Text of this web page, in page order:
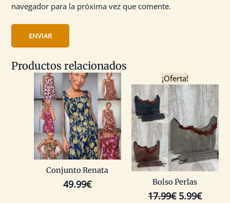
navegador para la próxima vez que comente.
Productos relacionados
Conjunto Renata
49.99€
¡Oferta!
Bolso Perlas
17.99€
El
precio
original
era:
17.99€.
5.99€
precio
actual
es:
5.99€.